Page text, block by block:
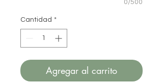
0/500
Cantidad *
Agregar al carrito